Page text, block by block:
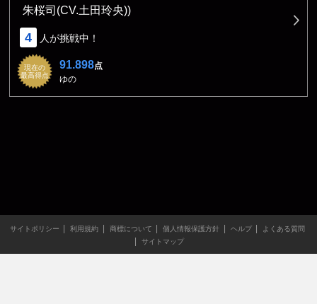
朱桜司(CV.土田玲央))
4 人が挑戦中！
現在の
最高得点
91.898点
ゆの
サイトポリシー 利用規約 商標について 個人情報保護方針 ヘルプ
よくある質問
サイトマップ